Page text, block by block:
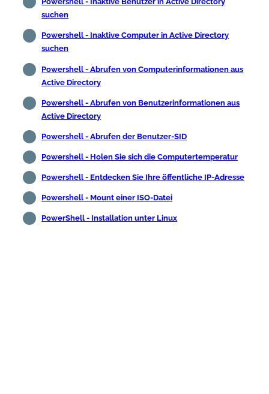
suchen
Powershell - Inaktive Computer in Active Directory
suchen
Powershell - Abrufen von Computerinformationen aus
Active Directory
Powershell - Abrufen von Benutzerinformationen aus
Active Directory
Powershell - Abrufen der Benutzer-SID
Powershell - Holen Sie sich die Computertemperatur
Powershell - Entdecken Sie Ihre öffentliche IP-Adresse
Powershell - Mount einer ISO-Datei
PowerShell - Installation unter Linux